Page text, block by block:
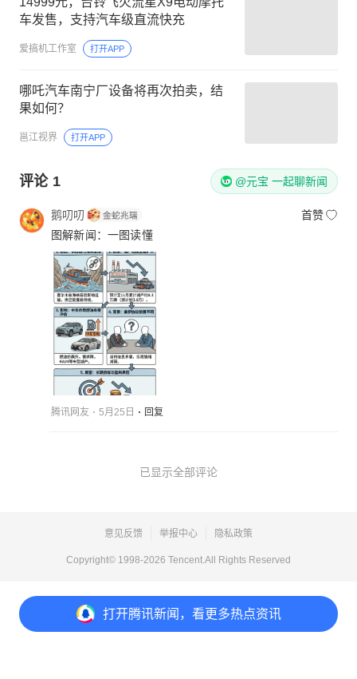
打开腾讯新闻，看更多热点资讯
车发售，支持汽车级直流快充
爱搞机工作室 打开APP
哪吒汽车南宁厂设备将再次拍卖，结
果如何？
邕江视界 打开APP
评论 1 @元宝 一起聊新闻
鹅叨叨
首赞
图解新闻：一图读懂
腾讯网友 5月25日 回复
已显示全部评论
意见反馈 举报中心 隐私政策
Copyright© 1998-2026 Tencent.All Rights Reserved